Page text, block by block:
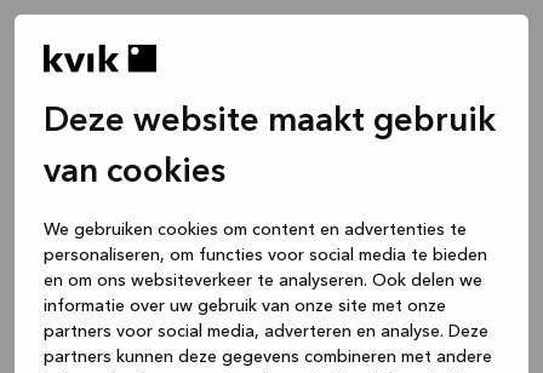
Deze website maakt gebruik
van cookies
We gebruiken cookies om content en advertenties te
personaliseren, om functies voor social media te bieden
en om ons websiteverkeer te analyseren. Ook delen we
informatie over uw gebruik van onze site met onze
partners voor social media, adverteren en analyse. Deze
partners kunnen deze gegevens combineren met andere